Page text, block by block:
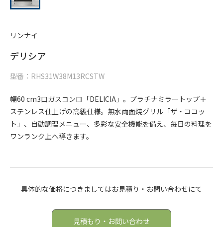
リンナイ
デリシア
型番：RHS31W38M13RCSTW
幅60 cm3口ガスコンロ「DELICIA」。プラチナミラートップ＋
ステンレス仕上げの高級仕様。無水両面焼グリル「ザ・ココッ
ト」、自動調理メニュー、多彩な安全機能を備え、毎日の料理を
ワンランク上へ導きます。
具体的な価格につきましてはお見積り・お問い合わせにて
見積もり・お問い合わせ